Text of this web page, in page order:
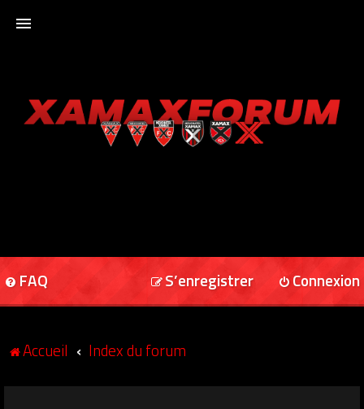
XAMAXFORUM
FAQ Connexion
S’enregistrer
Accueil Index du forum